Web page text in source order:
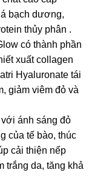
bạch dương,
thủy phân .
có thành phần
xuất collagen
Hyaluronate tái
giảm viêm đỏ và
ánh sáng đỏ
của tế bào, thúc
cải thiện nếp
trắng da, tăng khả